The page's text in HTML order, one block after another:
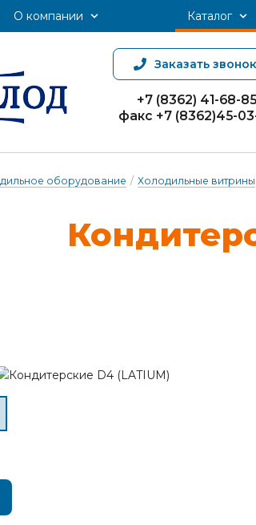
О компании Каталог
Заказать звонок
+7 (8362) 41-68-85
факс +7 (8362)45-
оборудование / Холодильные витрины